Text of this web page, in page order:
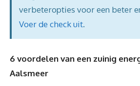
verbeteropties voor een beter
Voer de check uit.
6 voordelen van een zuinig
Aalsmeer